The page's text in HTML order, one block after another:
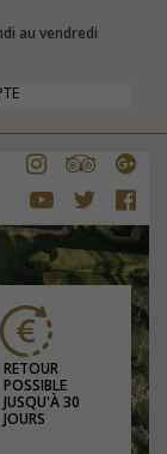
au vendredi
RETOUR
POSSIBLE
JUSQU'À 30
JOURS